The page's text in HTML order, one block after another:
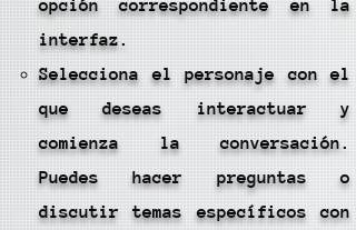
opción correspondiente en la
interfaz.
Selecciona el personaje con el
que deseas interactuar y
comienza la conversación.
Puedes hacer preguntas o
discutir temas específicos con